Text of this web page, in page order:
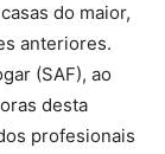
do maior,
anteriores.
(SAF), ao
desta
profesionais